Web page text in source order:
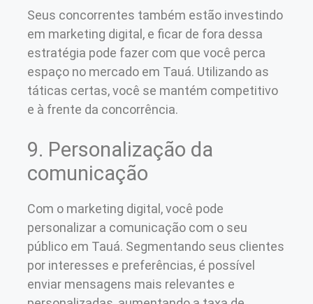
Seus concorrentes também estão investindo
em marketing digital, e ficar de fora dessa
estratégia pode fazer com que você perca
espaço no mercado em Tauá. Utilizando as
táticas certas, você se mantém competitivo
e à frente da concorrência.
9. Personalização da
comunicação
Com o marketing digital, você pode
personalizar a comunicação com o seu
público em Tauá. Segmentando seus clientes
por interesses e preferências, é possível
enviar mensagens mais relevantes e